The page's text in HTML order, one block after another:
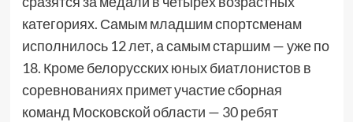
категориях. Самым младшим спортсменам
исполнилось 12 лет, а самым старшим — уже по
18. Кроме белорусских юных биатлонистов в
соревнованиях примет участие сборная
команд Московской области — 30 ребят